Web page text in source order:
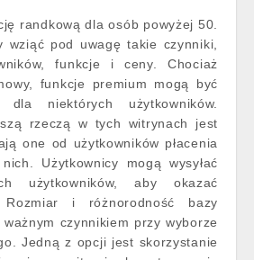
randkową dla osób powyżej 50.
wziąć pod uwagę takie czynniki,
funkcje i ceny. Chociaż
funkcje premium mogą być
niektórych użytkowników.
rzeczą w tych witrynach jest
one od użytkowników płacenia
Użytkownicy mogą wysyłać
użytkowników, aby okazać
Rozmiar i różnorodność bazy
czynnikiem przy wyborze
Jedną z opcji jest skorzystanie